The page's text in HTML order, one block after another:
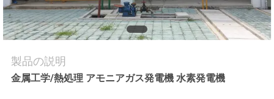
問
い
合
わ
製品の説明
金属工学/熱処理 アモニアガス発電機 水素発電機